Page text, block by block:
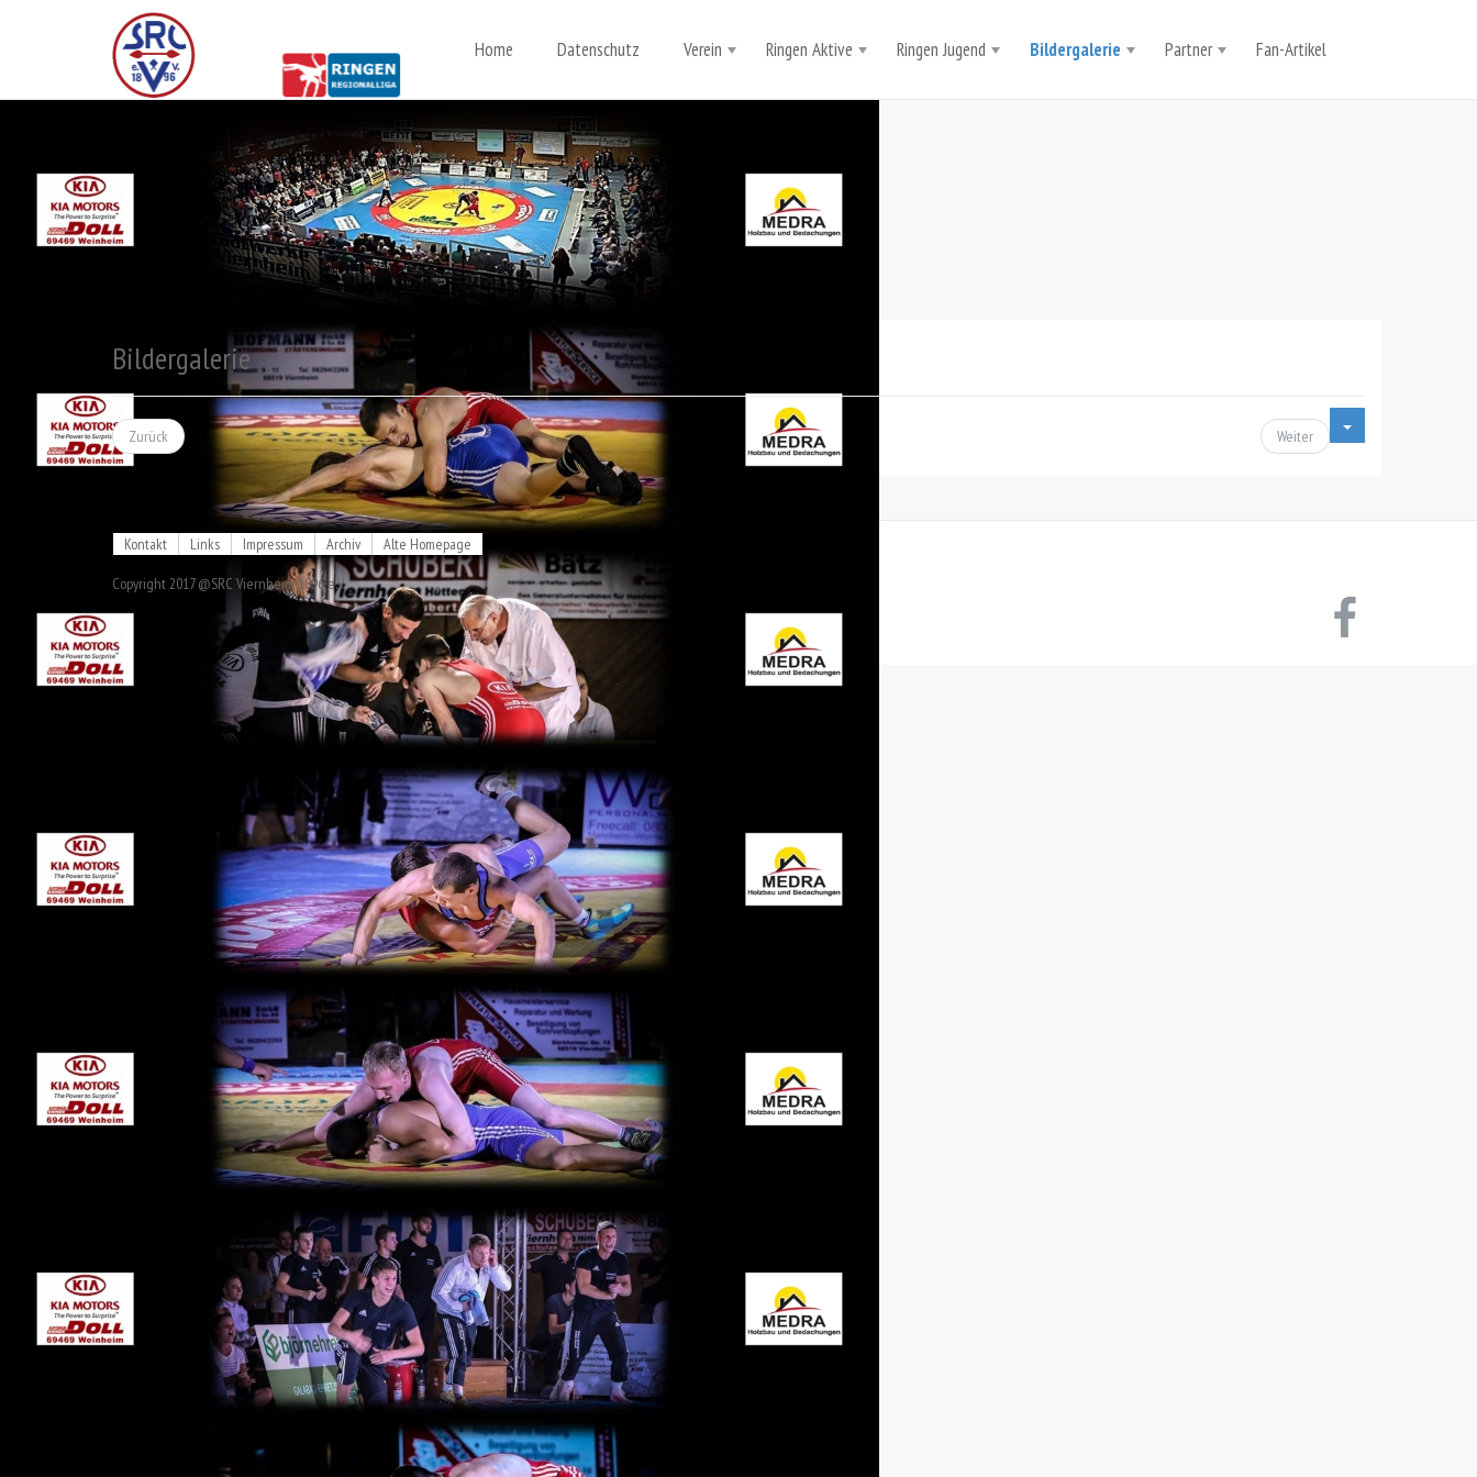
Home Datenschutz Verein Ringen Aktive Ringen Jugend Bildergalerie Partner Fan-Artikel
Bildergalerie
Zurück Weiter
Kontakt Links Impressum Archiv
Alte Homepage
Copyright 2017 @SRC Viernheim 1896 e.V.